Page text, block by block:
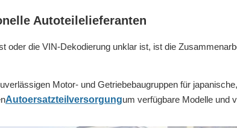
Autoteilelieferanten
oder die VIN-Dekodierung unklar ist, ist die
Motor- und Getriebebaugruppen für
Autoersatzteilversorgungum verfügbare Modelle und